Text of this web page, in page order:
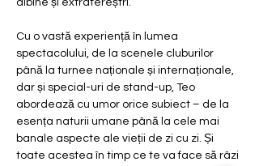
albine și extratereștri.
Cu o vastă experiență în lumea
spectacolului, de la scenele cluburilor
până la turnee naționale și internaționale,
dar și special-uri de stand-up, Teo
abordează cu umor orice subiect – de la
esența naturii umane până la cele mai
banale aspecte ale vieții de zi cu zi. Și
toate acestea în timp ce te va face să râzi